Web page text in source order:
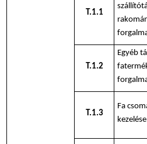
T.1.1
T.1.2
Egyéb
T.1.3
Fa
kezelése